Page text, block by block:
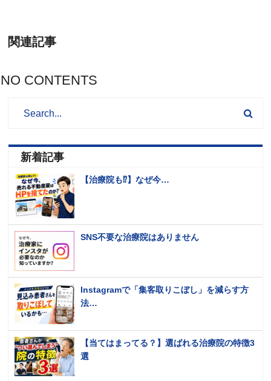
関連記事
NO CONTENTS
新着記事
【治療院も⁉️】なぜ今…
SNS不要な治療院はありません
Instagramで「集客取りこぼし」を減らす方
法…
【当てはまってる？】選ばれる治療院の特徴3
選